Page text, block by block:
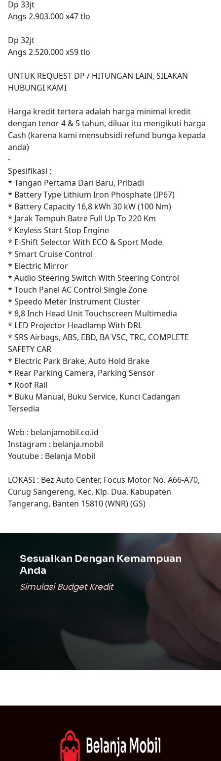
Dp 33jt
Angs 2.903.000 x47 tlo
Dp 32jt
Angs 2.520.000 x59 tlo
UNTUK REQUEST DP / HITUNGAN LAIN, SILAKAN
HUBUNGI KAMI
Harga kredit tertera adalah harga minimal kredit
dengan tenor 4 & 5 tahun, diluar itu mengikuti harga
Cash (karena kami mensubsidi refund bunga kepada
anda)
-
Spesifikasi :
* Tangan Pertama Dari Baru, Pribadi
* Battery Type Lithium Iron Phosphate (IP67)
* Battery Capacity 16,8 kWh 30 kW (100 Nm)
* Jarak Tempuh Batre Full Up To 220 Km
* Keyless Start Stop Engine
* E-Shift Selector With ECO & Sport Mode
* Smart Cruise Control
* Electric Mirror
* Audio Steering Switch With Steering Control
* Touch Panel AC Control Single Zone
* Speedo Meter Instrument Cluster
* 8,8 Inch Head Unit Touchscreen Multimedia
* LED Projector Headlamp With DRL
* SRS Airbags, ABS, EBD, BA VSC, TRC, COMPLETE
SAFETY CAR
* Electric Park Brake, Auto Hold Brake
* Rear Parking Camera, Parking Sensor
* Roof Rail
* Buku Manual, Buku Service, Kunci Cadangan
Tersedia
Web : belanjamobil.co.id
Instagram : belanja.mobil
Youtube : Belanja Mobil
LOKASI : Bez Auto Center, Focus Motor No. A66-A70,
Curug Sangereng, Kec. Klp. Dua, Kabupaten
Tangerang, Banten 15810 (WNR) (GS)
Sesuaikan Dengan Kemampuan
Anda
Simulasi Budget Kredit